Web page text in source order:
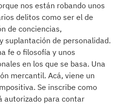
nos están robando unos
delitos como ser el de
de conciencias,
suplantación de personalidad.
fe o filosofía y unos
en los que se basa. Una
mercantil. Acá, viene un
Se inscribe como
autorizado para contar